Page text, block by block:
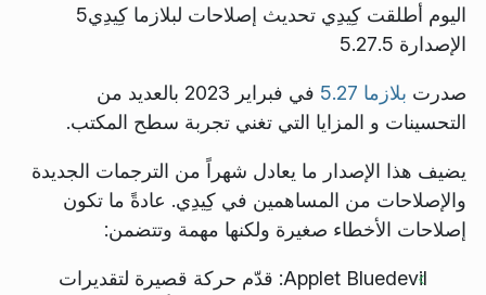
اليوم أطلقت كِيدِي تحديث إصلاحات لبلازما كِيدِي5
الإصدارة 5.27.5
صدرت بلازما 5.27
في فبراير 2023 بالعديد من
التحسينات و المزايا التي تغني تجربة سطح المكتب.
يضيف هذا الإصدار ما يعادل شهراً من الترجمات الجديدة
والإصلاحات من المساهمين في كِيدِي. عادةً ما تكون
إصلاحات الأخطاء صغيرة ولكنها مهمة وتتضمن:
Applet Bluedevil: قدّم حركة قصيرة لتقديرات